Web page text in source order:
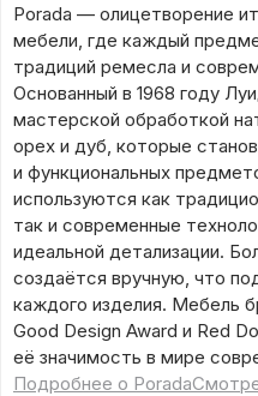
Porada — олицетворение
мебели, где каждый
традиций ремесла и
Основанный в 1968 году
мастерской обработкой
орех и дуб, которые
и функциональных
используются как
так и современные
идеальной детализации.
создаётся вручную, что
каждого изделия. Мебель
Good Design Award и Red
её значимость в мире
Подробнее о Porada